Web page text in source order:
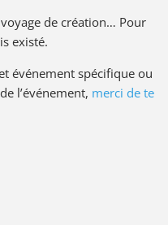
de création… Pour
existé.
événement spécifique ou
l’événement, merci de te